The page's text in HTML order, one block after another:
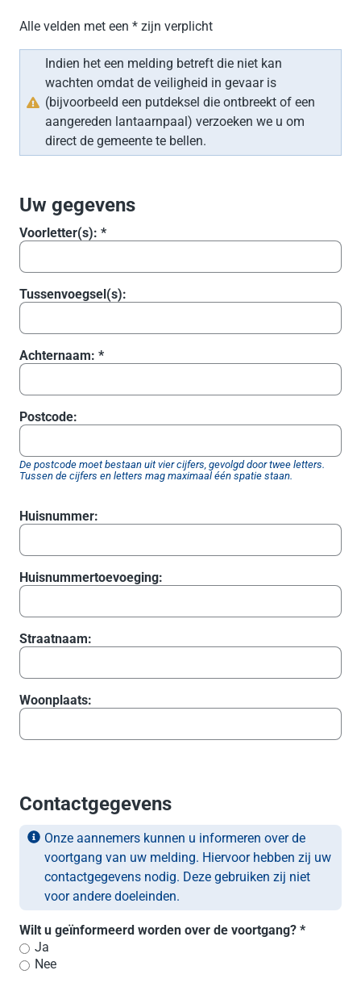
Alle velden met een * zijn verplicht
Indien het een melding betreft die niet kan
wachten omdat de veiligheid in gevaar is
(bijvoorbeeld een putdeksel die ontbreekt of een
aangereden lantaarnpaal) verzoeken we u om
direct de gemeente te bellen.
Uw gegevens
Voorletter(s): *
Tussenvoegsel(s):
Achternaam: *
Postcode:
De postcode moet bestaan uit vier cijfers, gevolgd door twee letters.
Tussen de cijfers en letters mag maximaal één spatie staan.
Huisnummer:
Huisnummertoevoeging:
Straatnaam:
Woonplaats:
Contactgegevens
Onze aannemers kunnen u informeren over de
voortgang van uw melding. Hiervoor hebben zij uw
contactgegevens nodig. Deze gebruiken zij niet
voor andere doeleinden.
Wilt u geïnformeerd worden over de voortgang? *
Ja
Nee